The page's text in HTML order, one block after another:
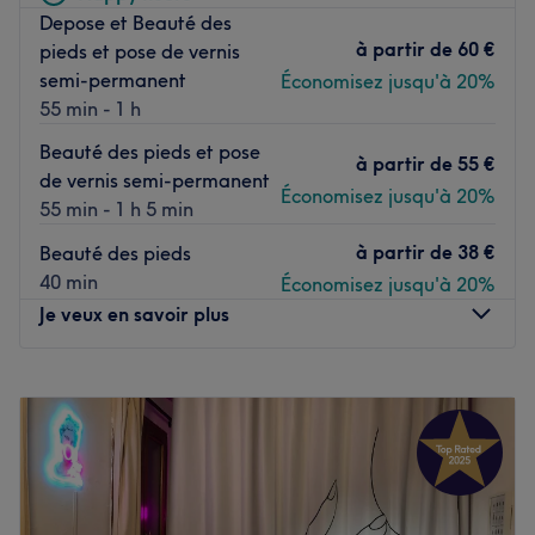
À seulement quelques minutes de l'arrêt de métro Havre -
Caumartin.
L’équipe :
vous recevoir dans cet institut.
Nos coups de cœur :
lumineux.
La spécialité de l’établissement : onglerie.
Le petit plus : l'institut est idéalement placé et desservi
Depose et Beauté des
pieds et pose de vernis
semi-permanent
55 min - 1 h
à partir de 60 €
Économisez jusqu'à 20%
Beauté des pieds et pose
de vernis semi-permanent
55 min - 1 h 5 min
à partir de 55 €
Économisez jusqu'à 20%
Beauté des pieds
40 min
à partir de 38 €
Économisez jusqu'à 20%
Je veux en savoir plus
Mardi
20:00
Mercredi
11:00
20:00
Jeudi
11:00 –20:00
Vendredi
11:00
20:00
Samedi
11:00